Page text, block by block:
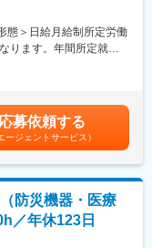
に向けた設計変更およ
果確認
げに関わって頂きま
態＞日給月給制所定労働
ります。年間所定就業
＋残業代＋賞与）別途
円＋残業代＋賞与）別
万円＋残業代＋賞与）
であり、選考を通じて
固定手当を含めた表記で
応募依頼する
ージェントサービス）
防災機器・医療
／年休123日